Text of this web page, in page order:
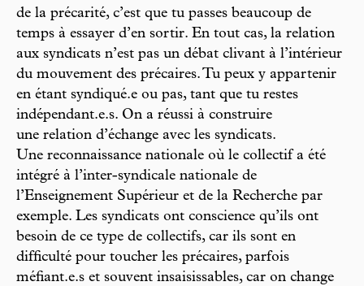
de la précarité, c’est que tu passes beaucoup de
temps à essayer d’en sortir. En tout cas, la relation
aux syndicats n’est pas un débat clivant à l’intérieur
du mouvement des précaires. Tu peux y appartenir
en étant syndiqué.e ou pas, tant que tu restes
indépendant.e.s. On a réussi à construire
une relation d’échange avec les syndicats.
Une reconnaissance nationale où le collectif a été
intégré à l’inter-syndicale nationale de
l’Enseignement Supérieur et de la Recherche par
exemple. Les syndicats ont conscience qu’ils ont
besoin de ce type de collectifs, car ils sont en
difficulté pour toucher les précaires, parfois
méfiant.e.s et souvent insaisissables, car on change